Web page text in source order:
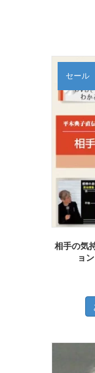
セール
相手の気
ョ